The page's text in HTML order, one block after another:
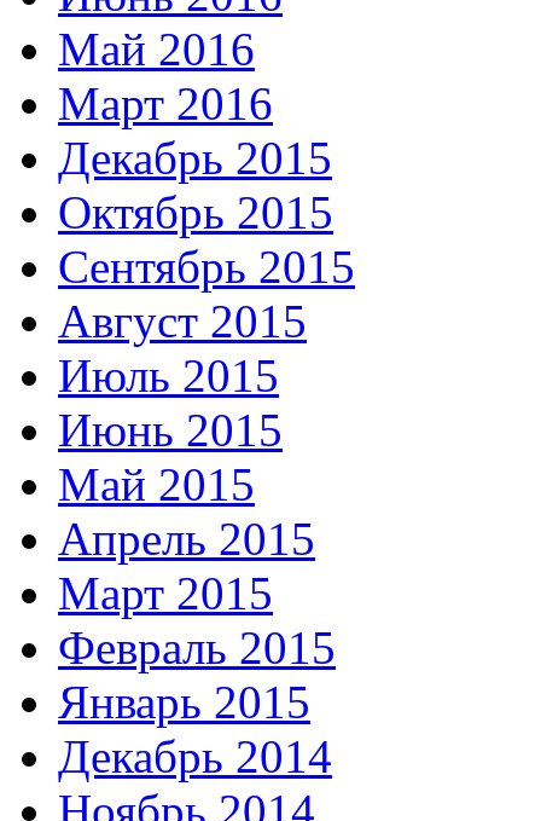
Май 2016
Март 2016
Декабрь 2015
Октябрь 2015
Сентябрь 2015
Август 2015
Июль 2015
Июнь 2015
Май 2015
Апрель 2015
Март 2015
Февраль 2015
Январь 2015
Декабрь 2014